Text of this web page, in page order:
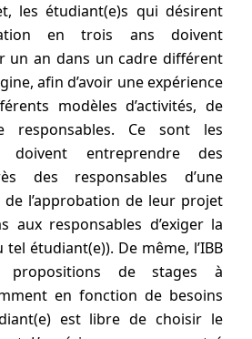
les étudiant(e)s qui désirent
en trois ans doivent
un an dans un cadre différent
afin d’avoir une expérience
modèles d’activités, de
responsables. Ce sont les
doivent entreprendre des
des responsables d’une
de l’approbation de leur projet
aux responsables d’exiger la
étudiant(e)). De même, l’IBB
de stages à
en fonction de besoins
est libre de choisir le